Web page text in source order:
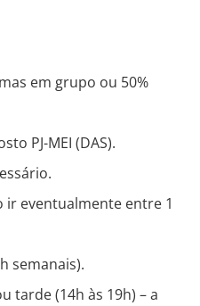
em grupo ou 50%
PJ-MEI (DAS).
eventualmente entre 1
semanais).
tarde (14h às 19h) – a